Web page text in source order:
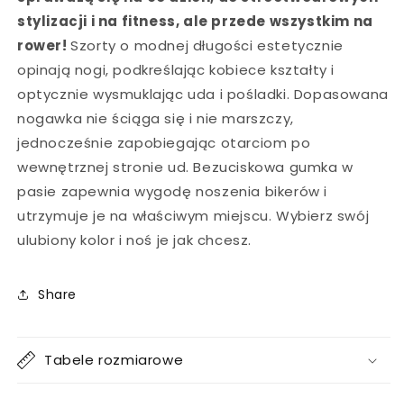
stylizacji i na fitness, ale przede wszystkim na
rower!Szorty o modnej długości estetycznie
opinają nogi, podkreślając kobiece kształty i
optycznie wysmuklając uda i pośladki. Dopasowana
nogawka nie ściąga się i nie marszczy,
jednocześnie zapobiegając otarciom po
wewnętrznej stronie ud. Bezuciskowa gumka w
pasie zapewnia wygodę noszenia bikerów i
utrzymuje je na właściwym miejscu. Wybierz swój
ulubiony kolor i noś je jak chcesz.
Share
Tabele rozmiarowe